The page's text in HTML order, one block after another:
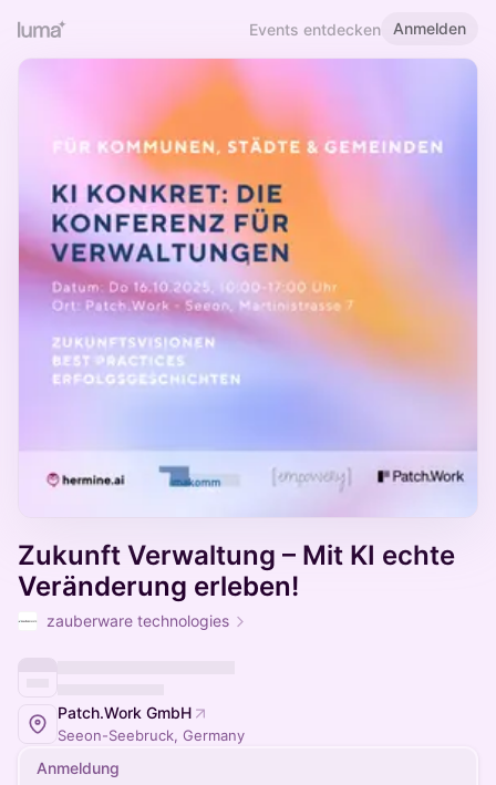
Events entdecken Anmelden
Zukunft Verwaltung – Mit KI echte
Veränderung erleben!
zauberware technologies
Patch.Work GmbH
Seeon-Seebruck, Germany
Anmeldung